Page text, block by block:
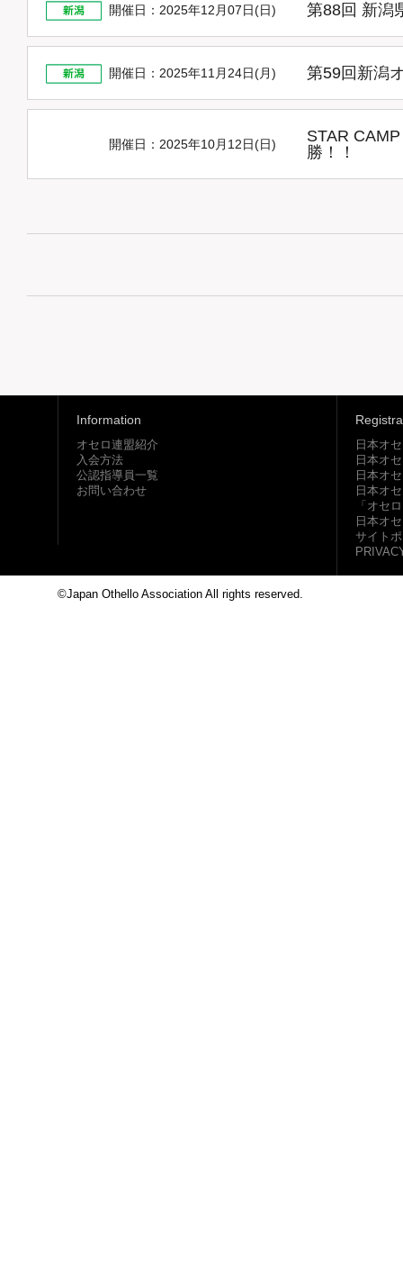
開催日：2025年12月07日(日) 第88回 新潟
開催日：2025年11月24日(月) 第59回新潟
開催日：2025年10月12日(日)
STAR
勝！！
Information
オセロ連盟紹介
入会方法
公認指導員一覧
お問い合わせ
日本オ
日本オ
日本オ
日本オ
「オセ
日本オ
サイト
©Japan Othello Association All rights reserved.